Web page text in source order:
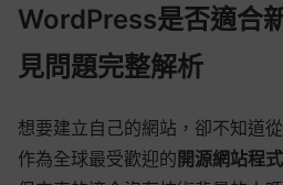
WordPress是否適合
見問題完整解析
想要建立自己的網站，卻不知道
作為全球最受歡迎的 開源網站程式